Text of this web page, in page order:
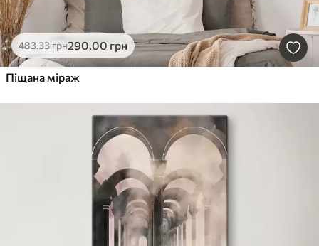
483.33грн290.00 грн
Піщана міраж